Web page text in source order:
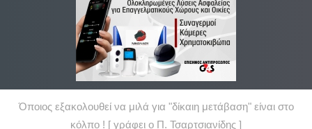
Όποιος εξακολουθεί να μιλά για "δίκαιη μετάβαση" είναι στο
κόλπο ! [ γράφει ο Π. Τσαρτσιανίδης ]